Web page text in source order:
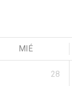
MIÉ
28